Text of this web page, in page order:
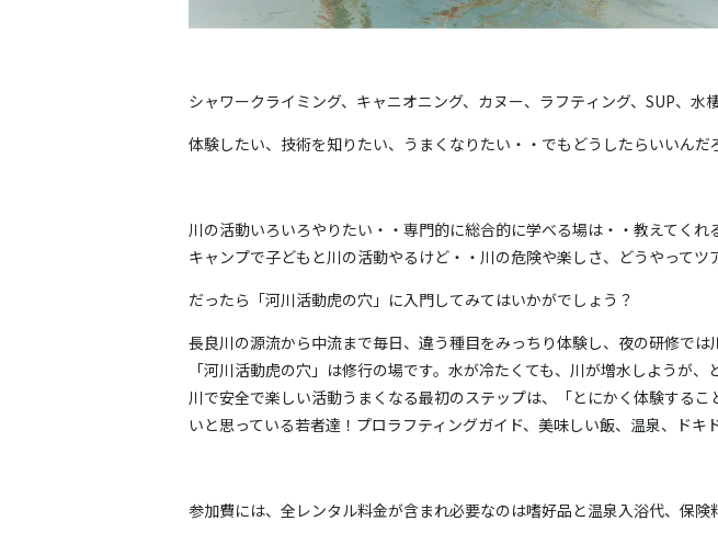
シャワークライミング、キャニオニング、カヌー、ラフティング、SUP、水
体験したい、技術を知りたい、うまくなりたい・・ でもどうしたらいいんだ
川の活動いろいろやりたい・・専門的に総合的に学べる場は・・教えてくれ
キャンプで子どもと川の活動やるけど・・川の危険や楽し さ、どうやってツ
だったら「河川活動虎の穴」に入門してみてはいかがでしょう？
長良川の源流から中流まで毎日、違う種目をみっちり体験し、夜の研修では
「河川活動虎の穴」は修行の場です。水が冷たくても、川が増水しようが、
川で安全で楽しい活動うまくなる最初のステップは、「と にかく体験するこ
いと思っている若者達！プロラフティングガイド、美味しい飯、温泉、ドキ
参加費には、全レンタル料金が含まれ必要なのは嗜好品と温泉入浴代、保険